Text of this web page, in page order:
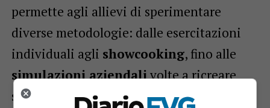
permette agli allievi di sperimentare
diverse metodologie: dalle esercitazioni
individuali agli showcooking, fino alle
simulazioni aziendalivolte a ricreare
scenari reali di lavoro. In questo modo, la